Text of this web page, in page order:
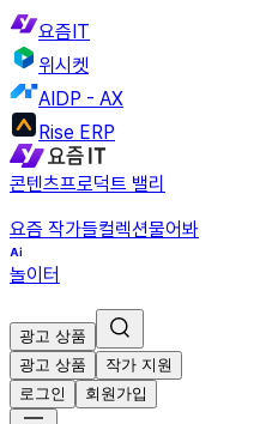
요즘IT
위시켓
AIDP - AX
Rise ERP
콘텐츠프로덕트 밸리
요즘 작가들컬렉션물어봐
놀이터
광고 상품
광고 상품
작가 지원
로그인
회원가입